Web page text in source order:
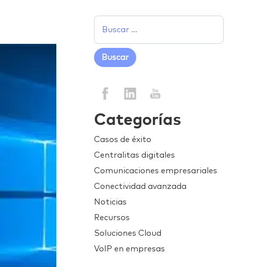
Categorías
Casos de éxito
Centralitas digitales
Comunicaciones empresariales
Conectividad avanzada
Noticias
Recursos
Soluciones Cloud
VoIP en empresas